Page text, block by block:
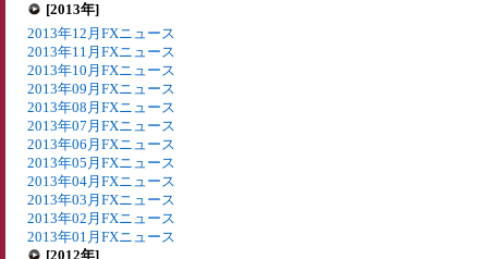
[2013年]
2013年12月FXニュース
2013年11月FXニュース
2013年10月FXニュース
2013年09月FXニュース
2013年08月FXニュース
2013年07月FXニュース
2013年06月FXニュース
2013年05月FXニュース
2013年04月FXニュース
2013年03月FXニュース
2013年02月FXニュース
2013年01月FXニュース
[2012年]